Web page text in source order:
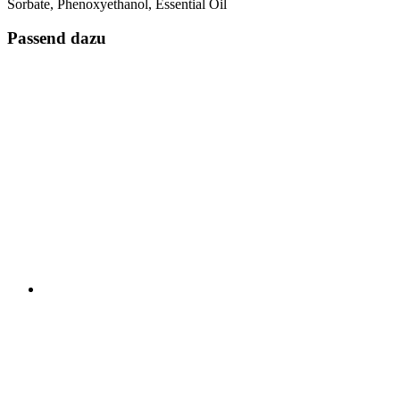
Sorbate, Phenoxyethanol, Essential Oil
Passend dazu